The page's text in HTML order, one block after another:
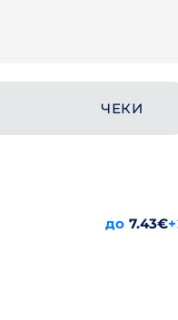
ЧЕКИ
до 7.43€